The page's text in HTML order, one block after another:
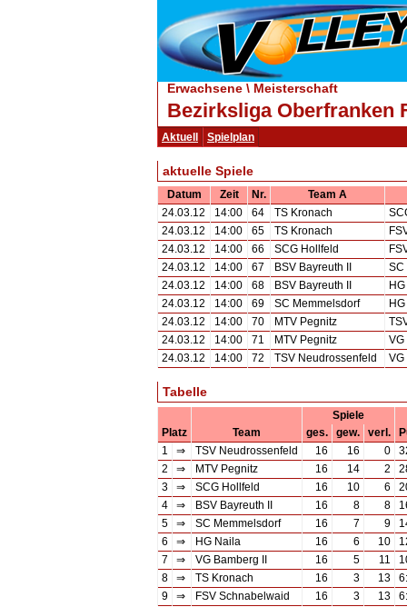
Erwachsene \ Meisterschaft
Bezirksliga Oberfranken
Aktuell Spielplan
aktuelle Spiele
Datum Zeit Nr.
Team A
24.03.12
14:00 64 TS Kronach
24.03.12
14:00 65 TS Kronach
24.03.12
14:00 66 SCG Hollfeld
24.03.12
14:00 67 BSV Bayreuth II
SC
24.03.12
14:00 68 BSV Bayreuth II
24.03.12
14:00 69 SC Memmelsdorf
24.03.12
14:00 70 MTV Pegnitz
24.03.12
14:00 71 MTV Pegnitz
VG
24.03.12
14:00 72 TSV Neudrossenfeld VG
Tabelle
Spiele
Platz
Team ges. gew. verl.
1
⇒ TSV Neudrossenfeld 16 16 0
2
⇒ MTV Pegnitz 16 14 2
3
⇒ SCG Hollfeld 16 10 6
4
⇒ BSV Bayreuth II 16 8 8
5
⇒ SC Memmelsdorf 16 7 9
6
⇒ HG Naila 16 6 10
7
⇒ VG Bamberg II 16 5 11
8
⇒ TS Kronach 16 3 13
9
⇒ FSV Schnabelwaid 16 3 13